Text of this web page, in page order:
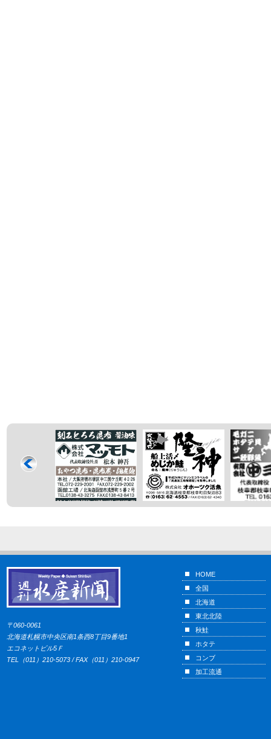
〒060-0061
北海道札幌市中央区南1条西8丁目9番地1
エコネットビル5Ｆ
TEL（011）210-5073 / FAX（011）210-0947
HOME
全国
北海道
東北北陸
秋鮭
ホタテ
コンブ
加工流通